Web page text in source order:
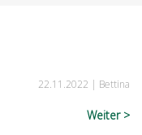
22.11.2022 | Bettina
Weiter